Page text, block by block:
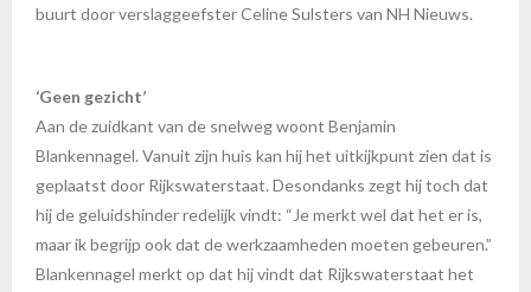
buurt door verslaggeefster Celine Sulsters van NH Nieuws.
‘Geen gezicht’
Aan de zuidkant van de snelweg woont Benjamin
Blankennagel. Vanuit zijn huis kan hij het uitkijkpunt zien dat is
geplaatst door Rijkswaterstaat. Desondanks zegt hij toch dat
hij de geluidshinder redelijk vindt: “Je merkt wel dat het er is,
maar ik begrijp ook dat de werkzaamheden moeten gebeuren.”
Blankennagel merkt op dat hij vindt dat Rijkswaterstaat het